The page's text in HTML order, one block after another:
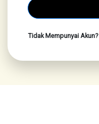
Tidak Mempunyai Akun?